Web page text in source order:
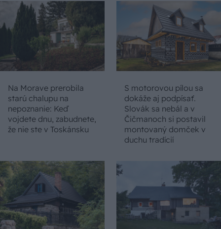
Na Morave prerobila
starú chalupu na
nepoznanie: Keď
vojdete dnu, zabudnete,
že nie ste v Toskánsku
S motorovou pílou sa
dokáže aj podpísať.
Slovák sa nebál a v
Čičmanoch si postavil
montovaný domček v
duchu tradícií